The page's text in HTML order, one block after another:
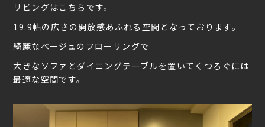
リビングはこちらです。
19.9帖の広さの開放感あふれる空間となっております。
綺麗なベージュのフローリングで
大きなソファとダイニングテーブルを置いてくつろぐには
最適な空間です。